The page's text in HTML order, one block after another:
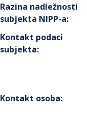
Razina nadležnosti
subjekta NIPP-a:
Kontakt podaci
subjekta:
Kontakt osoba: